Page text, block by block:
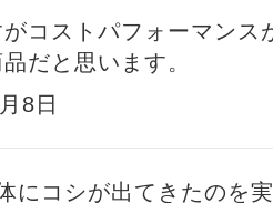
コストパフォーマンス
だと思います。
8日
にコシが出てきたのを実